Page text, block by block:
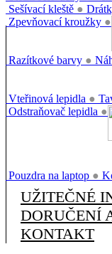
Sešívací kleště ●
Zpevňovací kroužky ●
Razítkové barvy ●
Vteřinová lepidla ●
Odstraňovač lepidla ●
Pouzdra na laptop ●
UŽITEČNÉ
DORUČENÍ
KONTAKT